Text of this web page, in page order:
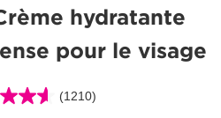
hydratante
pour le visage
(1210)